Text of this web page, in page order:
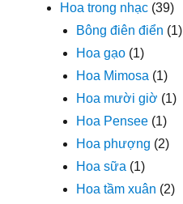
Hoa trong nhạc (39)
Bông điên điển (1)
Hoa gạo (1)
Hoa Mimosa (1)
Hoa mười giờ (1)
Hoa Pensee (1)
Hoa phượng (2)
Hoa sữa (1)
Hoa tầm xuân (2)